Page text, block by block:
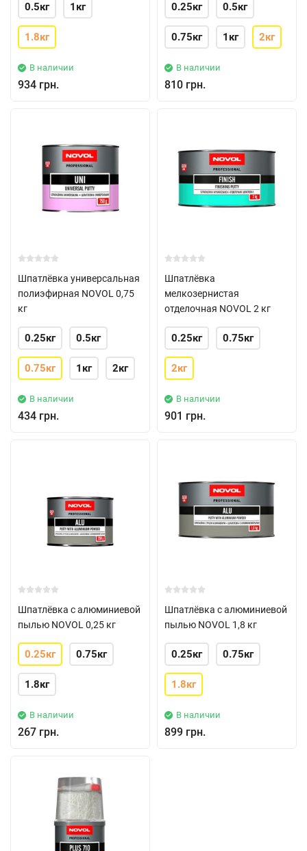
0.5кг 1кг
1.8кг
В наличии
934 грн.
0.25кг 0.5кг
0.75кг 1кг 2кг
В наличии
810 грн.
Шпатлёвка универсальная
полиэфирная NOVOL 0,75
кг
0.25кг 0.5кг
0.75кг 1кг 2кг
В наличии
434 грн.
Шпатлёвка
мелкозернистая
отделочная NOVOL 2 кг
0.25кг 0.75кг
2кг
В наличии
901 грн.
Шпатлёвка с алюминиевой
пылью NOVOL 0,25 кг
0.25кг 0.75кг
1.8кг
В наличии
267 грн.
Шпатлёвка с алюминиевой
пылью NOVOL 1,8 кг
0.25кг 0.75кг
1.8кг
В наличии
899 грн.